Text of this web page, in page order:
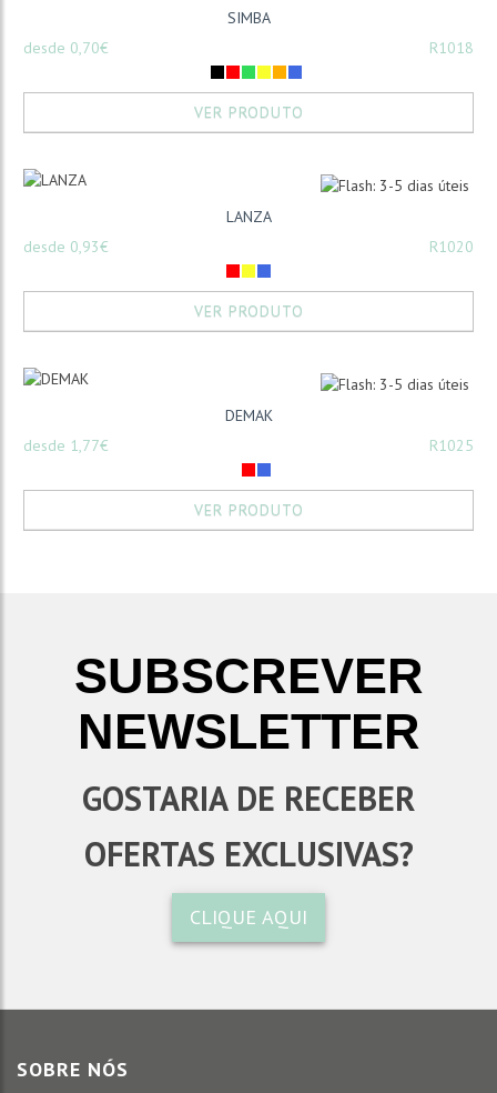
SIMBA
desde 0,70€
R1018
VER PRODUTO
LANZA
desde 0,93€
R1020
VER PRODUTO
DEMAK
desde 1,77€
R1025
VER PRODUTO
SUBSCREVER
NEWSLETTER
GOSTARIA DE RECEBER
OFERTAS EXCLUSIVAS?
CLIQUE AQUI
SOBRE NÓS